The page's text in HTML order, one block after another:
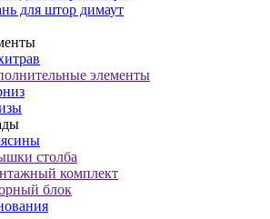
для штор димаут
элементы
столба
комплект
блок